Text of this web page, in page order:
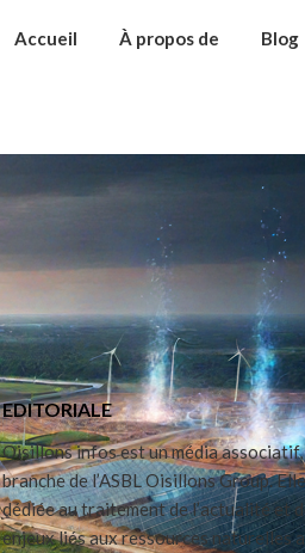
Accueil À propos de Blog
EDITORIALE
Oisillons infos est un média associatif,
branche de l’ASBL Oisillons Group.
dédiée au traitement de l’actualité et
enjeux liés aux ressources naturelles